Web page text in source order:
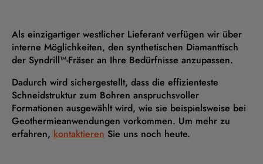
Als einzigartiger westlicher Lieferant verfügen wir über
interne Möglichkeiten, den synthetischen Diamanttisch
der Syndrill™-Fräser an Ihre Bedürfnisse anzupassen.
Dadurch wird sichergestellt, dass die effizienteste
Schneidstruktur zum Bohren anspruchsvoller
Formationen ausgewählt wird, wie sie beispielsweise bei
Geothermieanwendungen vorkommen. Um mehr zu
erfahren, kontaktieren Sie uns noch heute.